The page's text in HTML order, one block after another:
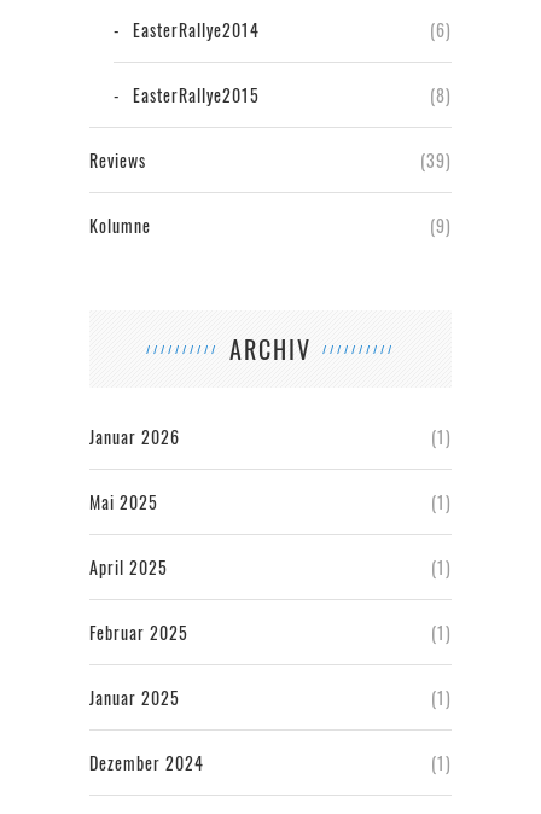
EasterRallye2014 (6)
EasterRallye2015 (8)
Reviews (39)
Kolumne (9)
ARCHIV
Januar 2026 (1)
Mai 2025 (1)
April 2025 (1)
Februar 2025 (1)
Januar 2025 (1)
Dezember 2024 (1)